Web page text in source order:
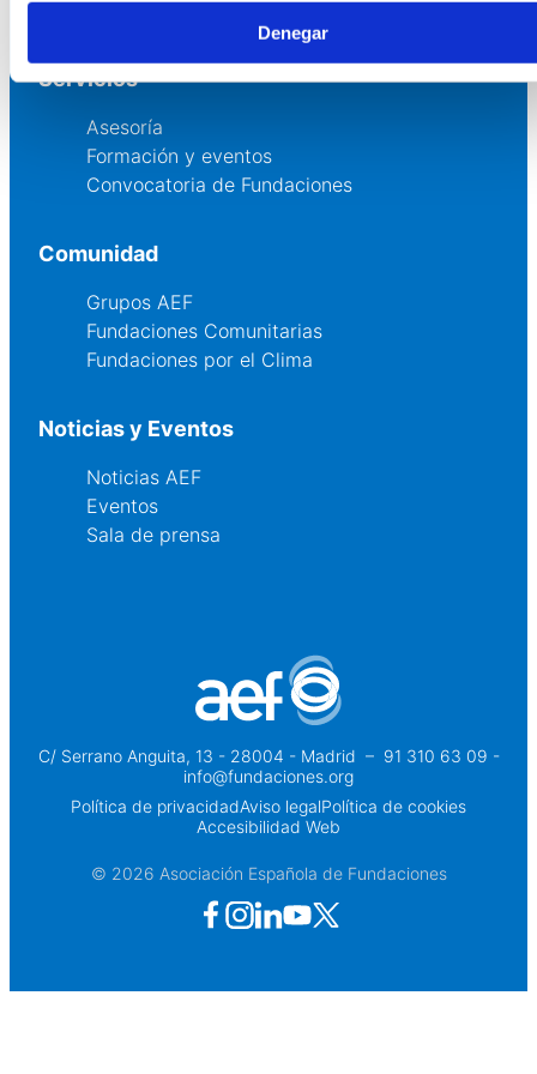
Denegar
Canal ético
Servicios
Asesoría
Formación y eventos
Convocatoria de Fundaciones
Comunidad
Grupos AEF
Fundaciones Comunitarias
Fundaciones por el Clima
Noticias y Eventos
Noticias AEF
Eventos
Sala de prensa
C/ Serrano Anguita, 13 - 28004 - Madrid – 91 310 63 09 -
info@fundaciones.org
Política de privacidadAviso legalPolítica de cookies
Accesibilidad Web
© 2026 Asociación Española de Fundaciones